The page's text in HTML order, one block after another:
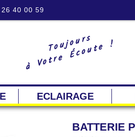
40 00 59
Toujours
à Votre Écoute !
ECLAIRAGE
BATTERIE